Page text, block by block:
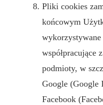
Pliki cookies
końcowym
współpracujące
podmioty, w
Google (Google
Facebook